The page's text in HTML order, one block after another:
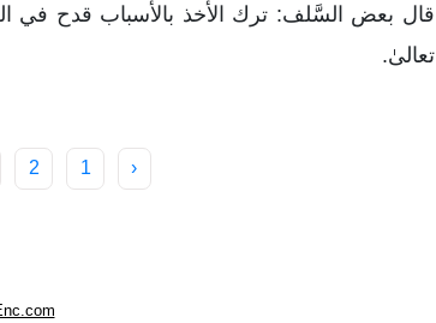
قال بعض السَّلف: ترك الأخذ بالأسباب قدح في
تعالىٰ.
‹
1
2